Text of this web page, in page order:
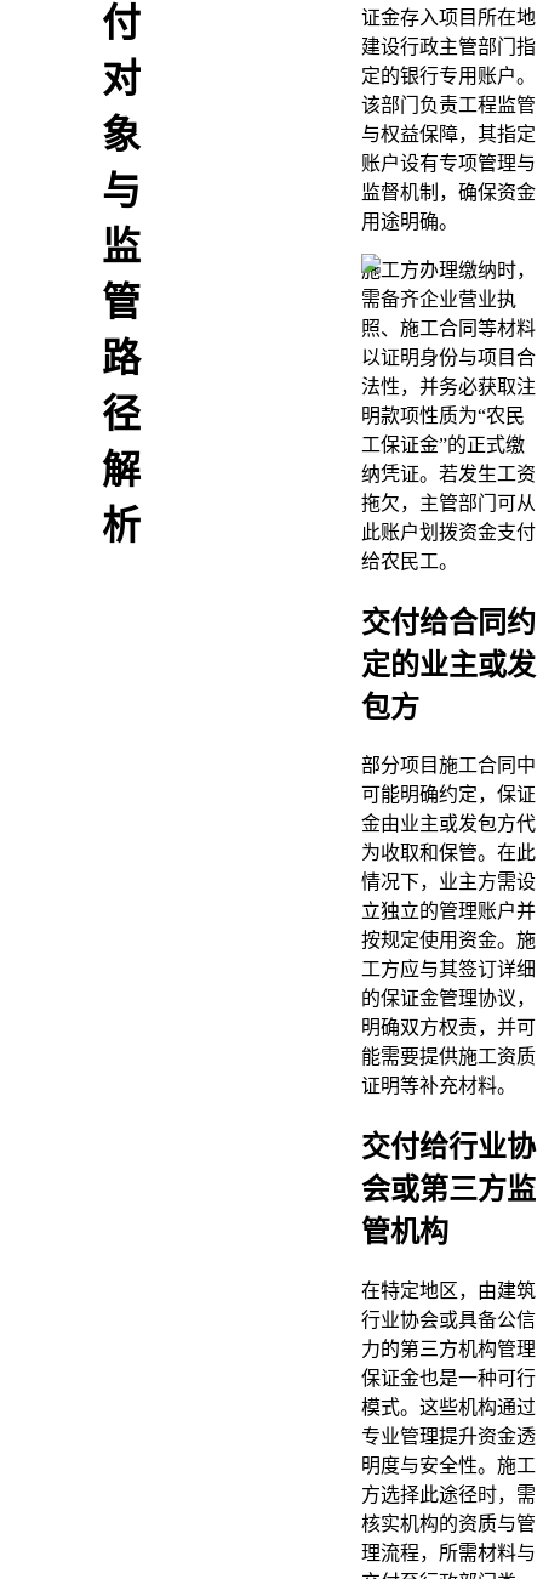
付
对
象
与
监
管
路
径
解
析
证金存入项目所在地
建设行政主管部门指
定的银行专用账户。
该部门负责工程监管
与权益保障，其指定
账户设有专项管理与
监督机制，确保资金
用途明确。
施工方办理缴纳时，
需备齐企业营业执
照、施工合同等材料
以证明身份与项目合
法性，并务必获取注
明款项性质为“农民
工保证金”的正式缴
纳凭证。若发生工资
拖欠，主管部门可从
此账户划拨资金支付
给农民工。
交付给合同约
定的业主或发
包方
部分项目施工合同中
可能明确约定，保证
金由业主或发包方代
为收取和保管。在此
情况下，业主方需设
立独立的管理账户并
按规定使用资金。施
工方应与其签订详细
的保证金管理协议，
明确双方权责，并可
能需要提供施工资质
证明等补充材料。
交付给行业协
会或第三方监
管机构
在特定地区，由建筑
行业协会或具备公信
力的第三方机构管理
保证金也是一种可行
模式。这些机构通过
专业管理提升资金透
明度与安全性。施工
方选择此途径时，需
核实机构的资质与管
理流程，所需材料与